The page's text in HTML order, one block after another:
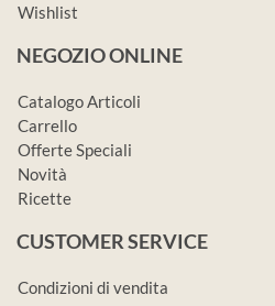
Wishlist
NEGOZIO ONLINE
Catalogo Articoli
Carrello
Offerte Speciali
Novità
Ricette
CUSTOMER SERVICE
Condizioni di vendita